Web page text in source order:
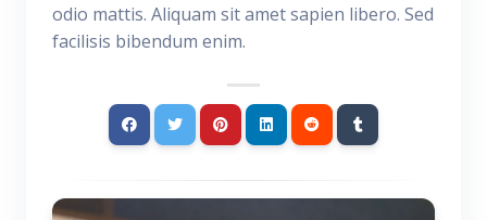
odio mattis. Aliquam sit amet sapien libero. Sed
facilisis bibendum enim.